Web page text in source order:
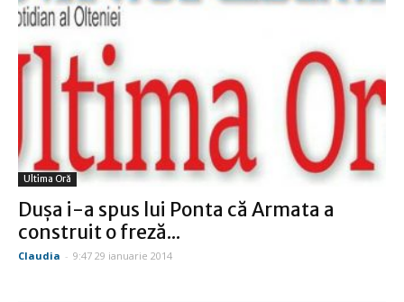
Ultima Oră
Duşa i-a spus lui Ponta că Armata a
construit o freză...
Claudia - 9:47 29 ianuarie 2014